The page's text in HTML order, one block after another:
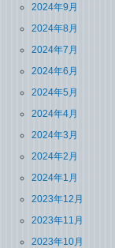
2024年9月
2024年8月
2024年7月
2024年6月
2024年5月
2024年4月
2024年3月
2024年2月
2024年1月
2023年12月
2023年11月
2023年10月